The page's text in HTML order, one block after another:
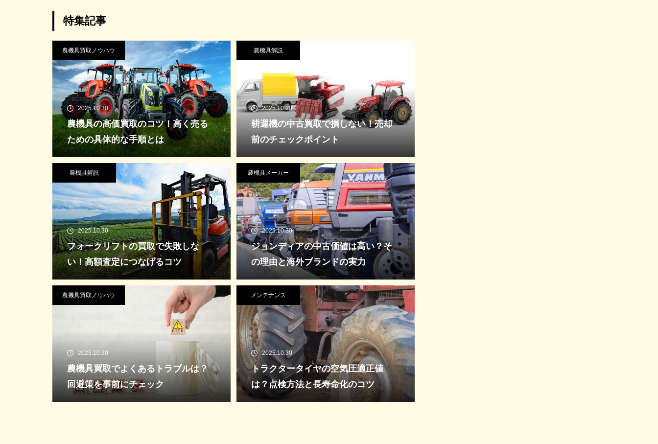
特集記事
農機具買取ノウハウ
2025.10.30
農機具の高価買取のコツ！高く売る
ための具体的な手順とは
農機具解説
2025.10.30
耕運機の中古買取で損しない！売却
前のチェックポイント
農機具解説
2025.10.30
フォークリフトの買取で失敗しな
い！高額査定につなげるコツ
農機具メーカー
2025.10.30
ジョンディアの中古価値は高い？そ
の理由と海外ブランドの実力
農機具買取ノウハウ
2025.10.30
農機具買取でよくあるトラブルは？
回避策を事前にチェック
メンテナンス
2025.10.30
トラクタータイヤの空気圧適正値
は？点検方法と長寿命化のコツ